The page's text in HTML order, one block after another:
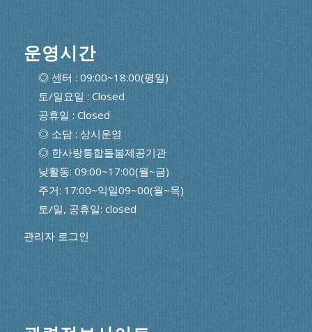
운영시간
◎ 센터 : 09:00~18:00(평일)
토/일요일 : Closed
공휴일 : Closed
◎ 소담 : 상시운영
◎ 한사랑통합돌봄제공기관
낮활동: 09:00~17:00(월~금)
주거: 17:00~익일09~00(월~목)
토/일, 공휴일: closed
관리자 로그인